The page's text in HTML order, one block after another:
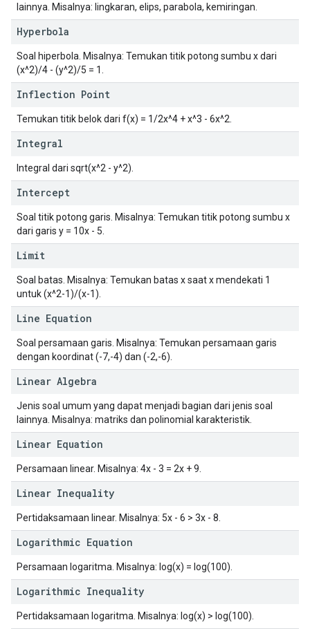
lainnya. Misalnya: lingkaran, elips, parabola, kemiringan.
Hyperbola
Soal hiperbola. Misalnya: Temukan titik potong sumbu x dari
(x^2)/4 - (y^2)/5 = 1.
Inflection Point
Temukan titik belok dari f(x) = 1/2x^4 + x^3 - 6x^2.
Integral
Integral dari sqrt(x^2 - y^2).
Intercept
Soal titik potong garis. Misalnya: Temukan titik potong sumbu x
dari garis y = 10x - 5.
Limit
Soal batas. Misalnya: Temukan batas x saat x mendekati 1
untuk (x^2-1)/(x-1).
Line Equation
Soal persamaan garis. Misalnya: Temukan persamaan garis
dengan koordinat (-7,-4) dan (-2,-6).
Linear Algebra
Jenis soal umum yang dapat menjadi bagian dari jenis soal
lainnya. Misalnya: matriks dan polinomial karakteristik.
Linear Equation
Persamaan linear. Misalnya: 4x - 3 = 2x + 9.
Linear Inequality
Pertidaksamaan linear. Misalnya: 5x - 6 > 3x - 8.
Logarithmic Equation
Persamaan logaritma. Misalnya: log(x) = log(100).
Logarithmic Inequality
Pertidaksamaan logaritma. Misalnya: log(x) > log(100).